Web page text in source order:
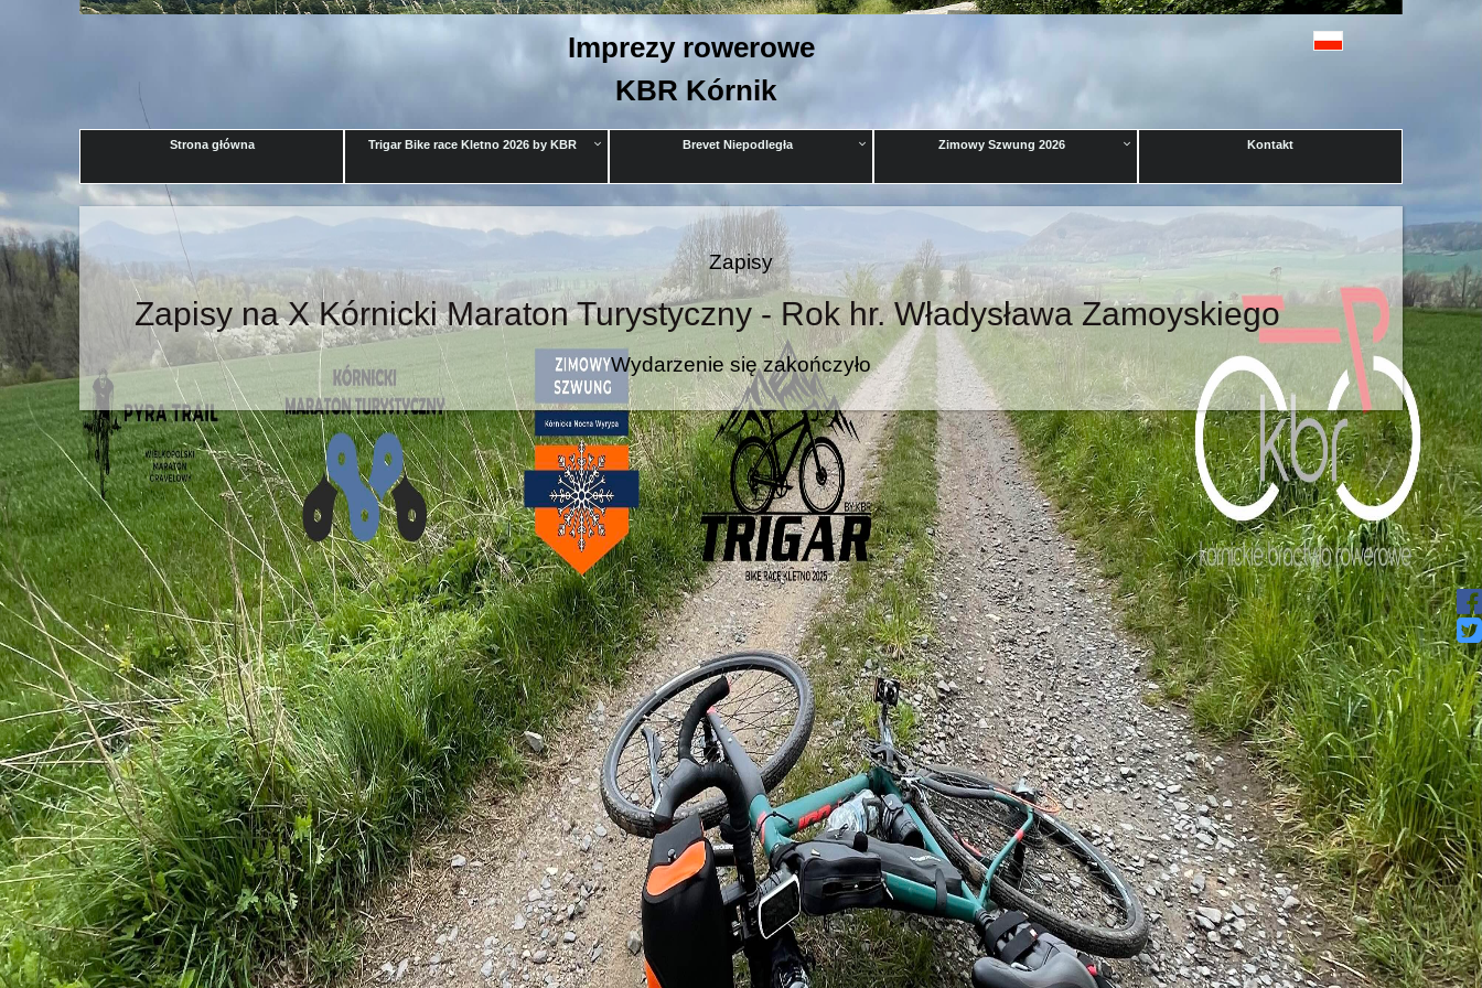
Imprezy rowerowe
KBR Kórnik
Strona główna Trigar Bike race Kletno 2026 by KBR Brevet Niepodległa Zimowy Szwung 2026 Kontakt
Zapisy
Zapisy na X Kórnicki Maraton Turystyczny - Rok hr. Władysława Zamoyskiego
Wydarzenie się zakończyło